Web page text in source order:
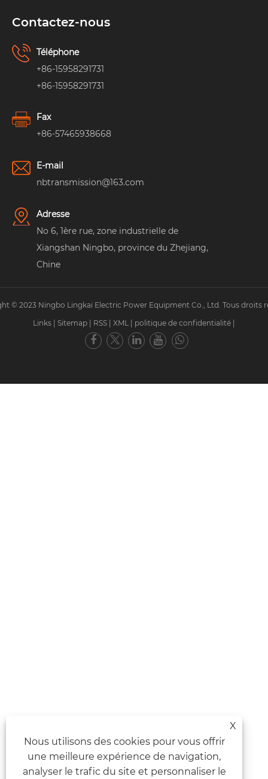
Contactez-nous
Téléphone
+86-15958291731
+86-15958291731
Fax
+86-57465938668
E-mail
nbtransmission@163.com
Adresse
No 6, 1ère rue, zone industrielle de
Xiangshan Ningbo, province du Zhejiang,
Chine
© 2023 Ningbo Lingkai Electric Power Equipment Co., Ltd. Tous droits
Links
Sitemap RSS XML politique de confidentialité
X
Nous utilisons des cookies pour vous offrir
une meilleure expérience de navigation,
analyser le trafic du site et personnaliser le